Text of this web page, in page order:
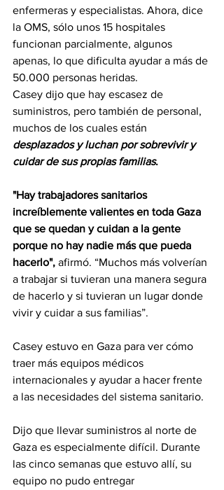
enfermeras y especialistas. Ahora, dice
la OMS, sólo unos 15 hospitales
funcionan parcialmente, algunos
apenas, lo que dificulta ayudar a más de
50.000 personas heridas.
Casey dijo que hay escasez de
suministros, pero también de personal,
muchos de los cuales están
desplazados y luchan por sobrevivir y
cuidar de sus propias familias.
"Hay trabajadores sanitarios
increíblemente valientes en toda Gaza
que se quedan y cuidan a la gente
porque no hay nadie más que pueda
hacerlo", afirmó. “Muchos más volverían
a trabajar si tuvieran una manera segura
de hacerlo y si tuvieran un lugar donde
vivir y cuidar a sus familias”.
Casey estuvo en Gaza para ver cómo
traer más equipos médicos
internacionales y ayudar a hacer frente
a las necesidades del sistema sanitario.
Dijo que llevar suministros al norte de
Gaza es especialmente difícil. Durante
las cinco semanas que estuvo allí, su
equipo no pudo entregar